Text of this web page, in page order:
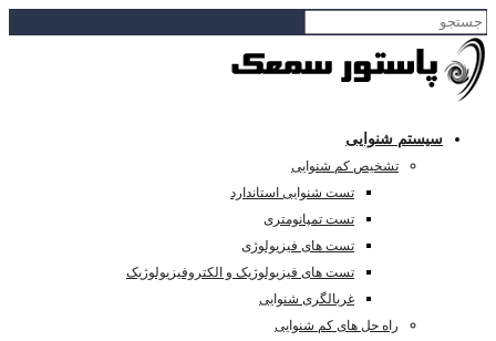
سیستم شنوایی
تشخیص کم شنوایی
تست شنوایی استاندارد
تست تمپانومتری
تست های فیزیولوژی
تست های فیزیولوژیک و الکتروفیزیولوژیک
غربالگری شنوایی
راه حل های کم شنوایی